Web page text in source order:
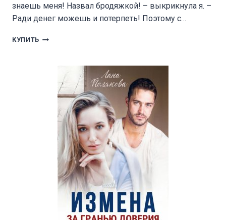
знаешь меня! Назвал бродяжкой! – выкрикнула я. –
Ради денег можешь и потерпеть! Поэтому с…
КУПИТЬ РАЗВОД.